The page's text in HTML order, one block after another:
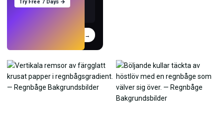
Prova →
Try Free 7 Days →